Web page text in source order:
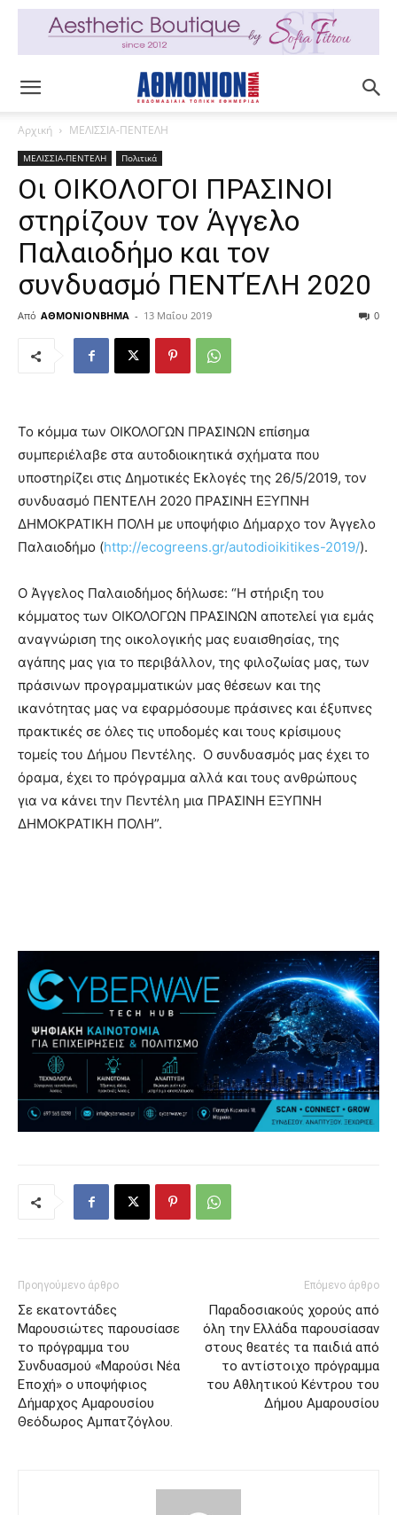
Αρχική ΜΕΛΙΣΣΙΑ-ΠΕΝΤΕΛΗ
ΜΕΛΙΣΣΙΑ-ΠΕΝΤΕΛΗ Πολιτικά
Οι ΟΙΚΟΛΟΓΟΙ ΠΡΑΣΙΝΟΙ
στηρίζουν τον Άγγελο
Παλαιοδήμο και τον
συνδυασμό ΠΕΝΤΈΛΗ 2020
Από ΑΘΜΟΝΙΟΝΒΗΜΑ - 13 Μαΐου 2019 0
Το κόμμα των ΟΙΚΟΛΟΓΩΝ ΠΡΑΣΙΝΩΝ επίσημα
συμπεριέλαβε στα αυτοδιοικητικά σχήματα που
υποστηρίζει στις Δημοτικές Εκλογές της 26/5/2019, τον
συνδυασμό ΠΕΝΤΕΛΗ 2020 ΠΡΑΣΙΝΗ ΕΞΥΠΝΗ
ΔΗΜΟΚΡΑΤΙΚΗ ΠΟΛΗ με υποψήφιο Δήμαρχο τον Άγγελο
Παλαιοδήμο (http://ecogreens.gr/autodioikitikes-2019/).
Ο Άγγελος Παλαιοδήμος δήλωσε: “Η στήριξη του
κόμματος των ΟΙΚΟΛΟΓΩΝ ΠΡΑΣΙΝΩΝ αποτελεί για εμάς
αναγνώριση της οικολογικής μας ευαισθησίας, της
αγάπης μας για το περιβάλλον, της φιλοζωίας μας, των
πράσινων προγραμματικών μας θέσεων και της
ικανότητας μας να εφαρμόσουμε πράσινες και έξυπνες
πρακτικές σε όλες τις υποδομές και τους κρίσιμους
τομείς του Δήμου Πεντέλης. Ο συνδυασμός μας έχει το
όραμα, έχει το πρόγραμμα αλλά και τους ανθρώπους
για να κάνει την Πεντέλη μια ΠΡΑΣΙΝΗ ΕΞΥΠΝΗ
ΔΗΜΟΚΡΑΤΙΚΗ ΠΟΛΗ”.
Προηγούμενο άρθρο
Σε εκατοντάδες
Μαρουσιώτες παρουσίασε
το πρόγραμμα του
Συνδυασμού «Μαρούσι Νέα
Εποχή» ο υποψήφιος
Δήμαρχος Αμαρουσίου
Θεόδωρος Αμπατζόγλου.
Επόμενο άρθρο
Παραδοσιακούς χορούς από
όλη την Ελλάδα παρουσίασαν
στους θεατές τα παιδιά από
το αντίστοιχο πρόγραμμα
του Αθλητικού Κέντρου του
Δήμου Αμαρουσίου